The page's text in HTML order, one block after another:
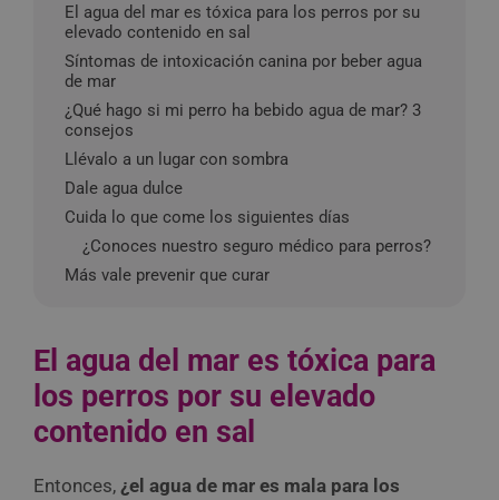
El agua del mar es tóxica para los perros por su
elevado contenido en sal
Síntomas de intoxicación canina por beber agua
de mar
¿Qué hago si mi perro ha bebido agua de mar? 3
consejos
Llévalo a un lugar con sombra
Dale agua dulce
Cuida lo que come los siguientes días
¿Conoces nuestro seguro médico para perros?
Más vale prevenir que curar
El agua del mar es tóxica para
los perros por su elevado
contenido en sal
Entonces, ¿el agua de mar es mala para los